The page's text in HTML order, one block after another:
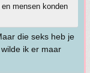
mensen konden
die seks heb je
ik er maar